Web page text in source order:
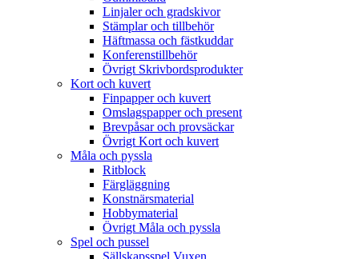
Linjaler och gradskivor
Stämplar och tillbehör
Häftmassa och fästkuddar
Konferenstillbehör
Övrigt Skrivbordsprodukter
Kort och kuvert
Finpapper och kuvert
Omslagspapper och present
Brevpåsar och provsäckar
Övrigt Kort och kuvert
Måla och pyssla
Ritblock
Färgläggning
Konstnärsmaterial
Hobbymaterial
Övrigt Måla och pyssla
Spel och pussel
Sällskapsspel Vuxen